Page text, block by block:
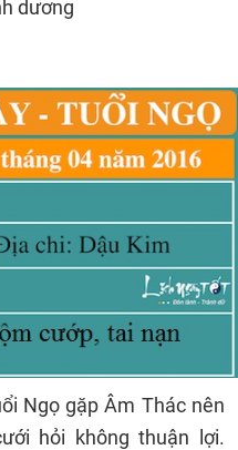
dương
Ngọ gặp Âm Thác nên
hỏi không thuận lợi.